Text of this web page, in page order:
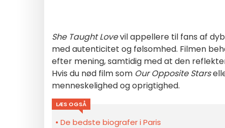
She Taught Lovevil appellere til fans af
med autenticitet og følsomhed. Filmen
efter mening, samtidig med at den
Hvis du nød film som Our Opposite Stars
menneskelighed og oprigtighed.
LÆS OGSÅ
De bedste biografer i Paris